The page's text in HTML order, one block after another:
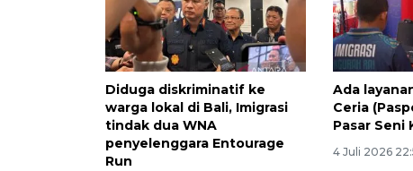
Diduga diskriminatif ke
warga lokal di Bali, Imigrasi
tindak dua WNA
penyelenggara Entourage
Run
Ada
Ceria
Pasar Seni
4 Juli 2026